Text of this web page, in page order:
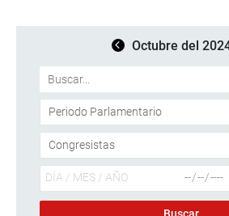
Octubre del